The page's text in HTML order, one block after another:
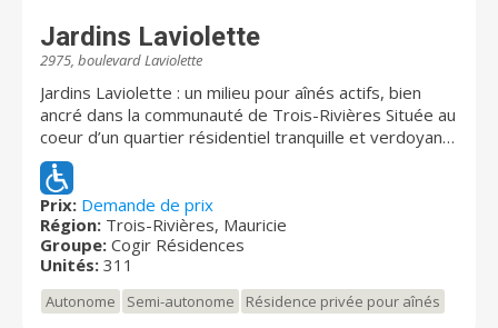
Jardins Laviolette
2975, boulevard Laviolette
Jardins Laviolette : un milieu pour aînés actifs, bien
ancré dans la communauté de Trois-Rivières Située au
coeur d’un quartier résidentiel tranquille et verdoyant
de Trois-Rivières, Jardins Laviolette offre plus de 300
appartements dans quatre pavillons accessibles à
tous, ayant chacun son offre distincte. Nous
proposons aux retraités actifs un milieu de vie
dynamique, ainsi qu’un large éventail de soins selon
vos besoins. Un grand choix de studios et
d’appartements allant du 2 ½ au 5 ½, tous spacieux et
confortables, permet de trouver chaussure à son
Prix: Demande de prix
Région: Trois-Rivières, Mauricie
Groupe: Cogir Résidences
Unités: 311
Autonome Semi-autonome Résidence privée pour aînés